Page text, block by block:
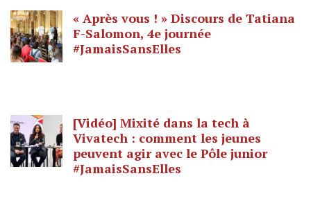
« Après vous ! » Discours de Tatiana
F-Salomon, 4e journée
#JamaisSansElles
[Vidéo] Mixité dans la tech à
Vivatech : comment les jeunes
peuvent agir avec le Pôle junior
#JamaisSansElles​